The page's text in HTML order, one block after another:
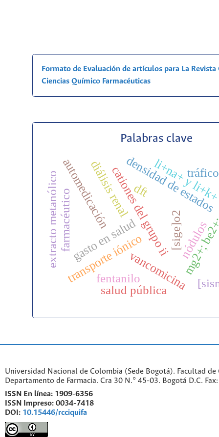
Formato de Evaluación de artículos para La
Ciencias Químico Farmacéuticas
Palabras clave
cationes del grupo iimg2+;
transporte iónico
[sige]o2
densidad de estados
gasto en salud
automedicación li+na+ y
dft
diálisis renal
farmacéutico
extracto metanólico
vancomicina
nódulos
fentanilo
salud pública
Universidad Nacional de Colombia (Sede Bogotá). Facultad de
Departamento de Farmacia. Cra 30 N.° 45-03. Bogotá D.C.
ISSN En línea: 1909-6356
ISSN Impreso: 0034-7418
DOI: 10.15446/rcciquifa